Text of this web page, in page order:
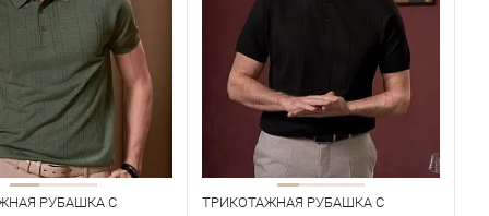
104 108
Размер одежды
116 124
РУБАШКА С
ТРИКОТАЖНАЯ РУБАШКА С